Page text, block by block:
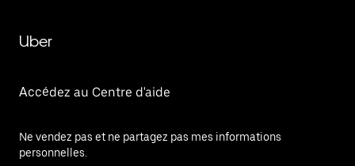
Uber
Accédez au Centre d'aide
Ne vendez pas et ne partagez pas mes informations
personnelles.